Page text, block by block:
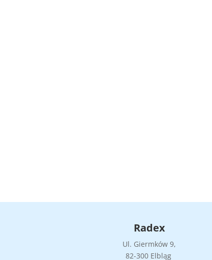
Radex
Ul. Giermków 9,
82-300 Elbląg